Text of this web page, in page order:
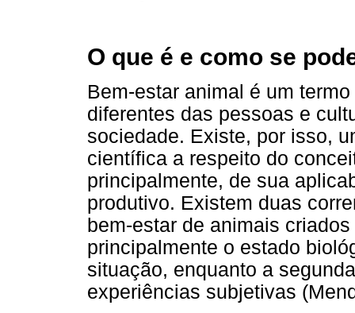
O que é e como se
Bem-estar animal é um
diferentes das pessoas e
sociedade. Existe, por isso,
científica a respeito do
principalmente, de sua
produtivo. Existem duas
bem-estar de animais
principalmente o estado
situação, enquanto a
experiências subjetivas